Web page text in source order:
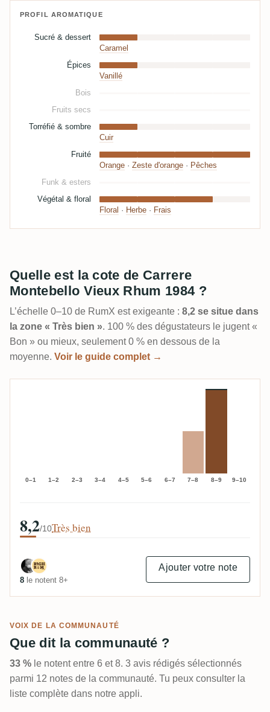
PROFIL AROMATIQUE
Sucré & dessert
Caramel
Épices
Vanillé
Bois
Fruits secs
Torréfié & sombre
Cuir
Fruité
Orange · Zeste d'orange · Pêches
Funk & esters
Végétal & floral
Floral · Herbe · Frais
Quelle est la cote de Carrere
Montebello Vieux Rhum 1984 ?
L’échelle 0–10 de RumX est exigeante : 8,2 se situe dans
la zone « Très bien ». 100 % des dégustateurs le jugent «
Bon » ou mieux, seulement 0 % en dessous de la
moyenne. Voir le guide complet →
0–1 1–2 2–3 3–4 4–5 5–6 6–7 7–8 8–9 9–10
8,2/10Très bien
8 le notent 8+
Ajouter votre note
VOIX DE LA COMMUNAUTÉ
Que dit la communauté ?
33 % le notent entre 6 et 8. 3 avis rédigés sélectionnés
parmi 12 notes de la communauté. Tu peux consulter la
liste complète dans notre appli.